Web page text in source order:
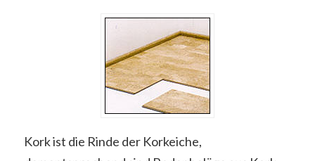
Kork ist die Rinde der Korkeiche,